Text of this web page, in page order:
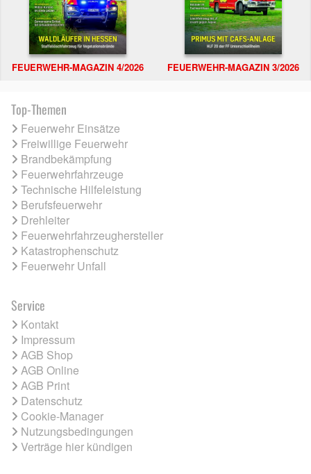
FEUERWEHR-MAGAZIN 4/2026 FEUERWEHR-MAGAZIN 3/2026
Top-Themen
Feuerwehr Einsätze
Freiwillige Feuerwehr
Brandbekämpfung
Feuerwehrfahrzeuge
Technische Hilfeleistung
Berufsfeuerwehr
Drehleiter
Feuerwehrfahrzeughersteller
Katastrophenschutz
Feuerwehr Unfall
Service
Kontakt
Impressum
AGB Shop
AGB Online
AGB Print
Datenschutz
Cookie-Manager
Nutzungsbedingungen
Verträge hier kündigen